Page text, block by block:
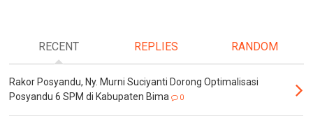
RECENT REPLIES RANDOM
Rakor Posyandu, Ny. Murni Suciyanti Dorong Optimalisasi
Posyandu 6 SPM di Kabupaten Bima
0